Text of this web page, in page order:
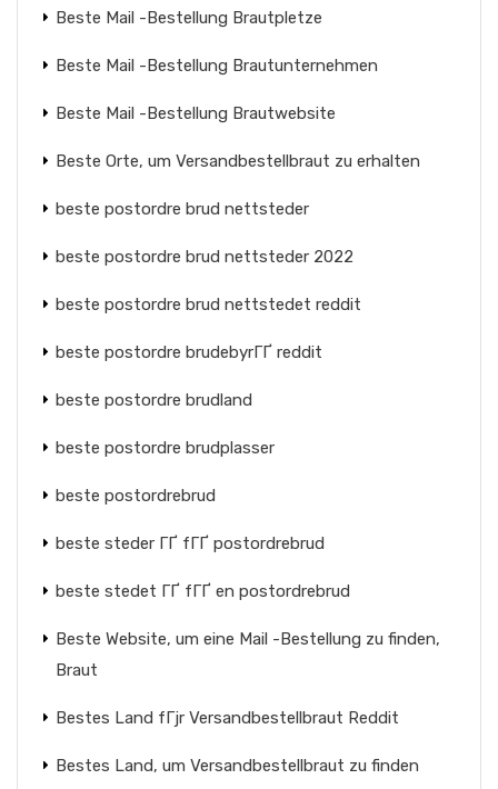
Beste Mail -Bestellung Brautpletze
Beste Mail -Bestellung Brautunternehmen
Beste Mail -Bestellung Brautwebsite
Beste Orte, um Versandbestellbraut zu erhalten
beste postordre brud nettsteder
beste postordre brud nettsteder 2022
beste postordre brud nettstedet reddit
beste postordre brudebyrГҐ reddit
beste postordre brudland
beste postordre brudplasser
beste postordrebrud
beste steder ГҐ fГҐ postordrebrud
beste stedet ГҐ fГҐ en postordrebrud
Beste Website, um eine Mail -Bestellung zu finden,
Braut
Bestes Land fГјr Versandbestellbraut Reddit
Bestes Land, um Versandbestellbraut zu finden